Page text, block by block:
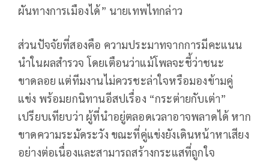
ผันทางการเมืองได้” นายเทพไทกล่าว
ส่วนปัจจัยที่สองคือ ความประมาทจากการมีคะแนน
นำในผลสำรวจ โดยเตือนว่าแม้โพลจะชี้ว่าชนะ
ขาดลอย แต่ทีมงานไม่ควรชะล่าใจหรือมองข้ามคู่
แข่ง พร้อมยกนิทานอีสปเรื่อง “กระต่ายกับเต่า”
เปรียบเทียบว่า ผู้ที่นำอยู่ตลอดเวลาอาจพลาดได้ หาก
ขาดความระมัดระวัง ขณะที่คู่แข่งยังเดินหน้าหาเสียง
อย่างต่อเนื่องและสามารถสร้างกระแสที่ถูกใจ